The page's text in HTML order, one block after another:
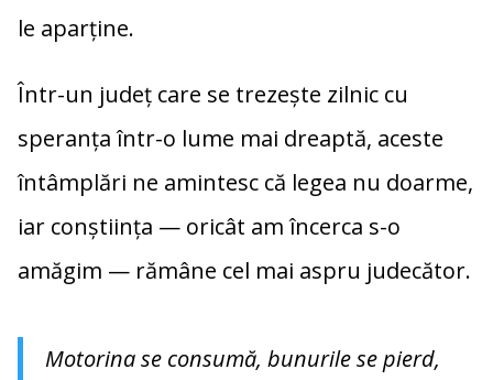
le aparține.
Într-un județ care se trezește zilnic cu
speranța într-o lume mai dreaptă, aceste
întâmplări ne amintesc că legea nu doarme,
iar conștiința — oricât am încerca s-o
amăgim — rămâne cel mai aspru judecător.
Motorina se consumă, bunurile se pierd,